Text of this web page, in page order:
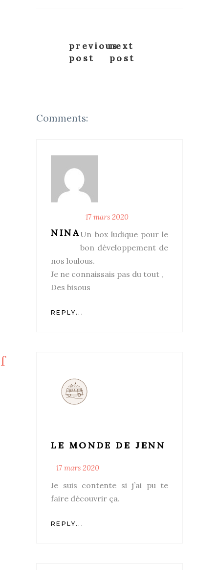
previous
post
next
post
Comments:
NINA
17 mars 2020
Un box ludique pour le
bon développement de
nos loulous.
Je ne connaissais pas du tout ,
Des bisous
REPLY...
LE MONDE DE JENN
17 mars 2020
Je suis contente si j’ai pu te
faire découvrir ça.
REPLY...